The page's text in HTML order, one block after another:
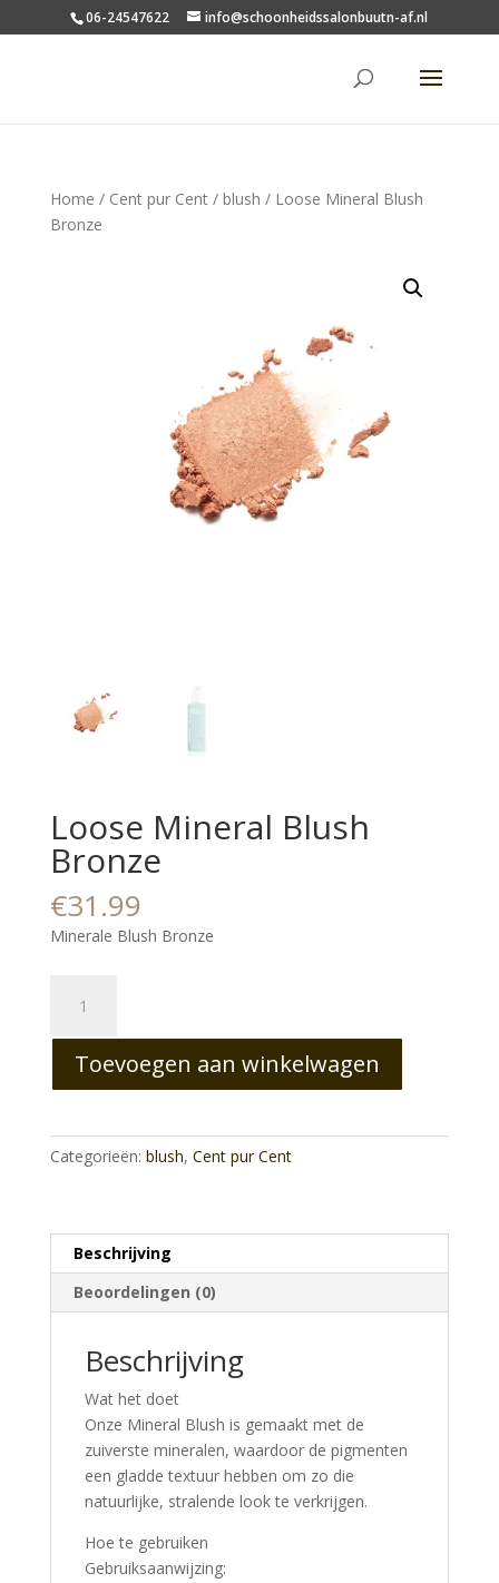
06-24547622 info@schoonheidssalonbuutn-af.nl
Home / Cent pur Cent/ blush / Loose Mineral Blush
Bronze
Loose Mineral Blush
Bronze
€31.99
Minerale Blush Bronze
Mineral
Blush
Bronze
aantal
Toevoegen aan winkelwagen
Categorieën: blush, Cent pur Cent
Beschrijving
Beoordelingen (0)
Beschrijving
Wat het doet
Onze Mineral Blush is gemaakt met de
zuiverste mineralen, waardoor de pigmenten
een gladde textuur hebben om zo die
natuurlijke, stralende look te verkrijgen.
Hoe te gebruiken
Gebruiksaanwijzing: